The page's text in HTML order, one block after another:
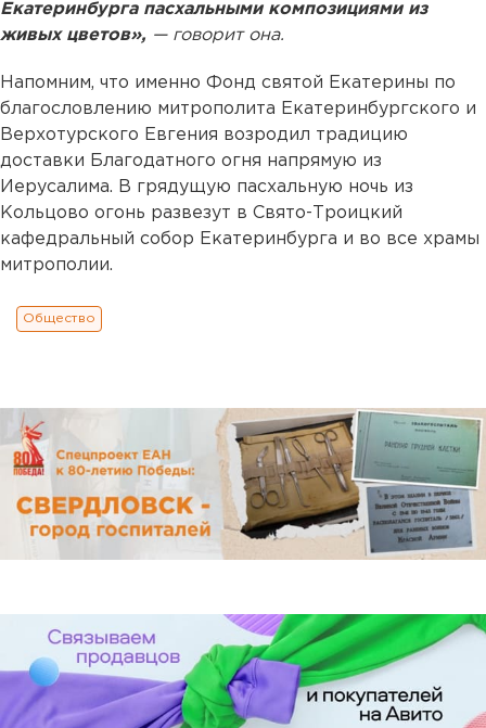
Екатеринбурга пасхальными композициями из
живых цветов», — говорит она.
Напомним, что именно Фонд святой Екатерины по
благословлению митрополита Екатеринбургского и
Верхотурского Евгения возродил традицию
доставки Благодатного огня напрямую из
Иерусалима. В грядущую пасхальную ночь из
Кольцово огонь развезут в Свято-Троицкий
кафедральный собор Екатеринбурга и во все храмы
митрополии.
Общество